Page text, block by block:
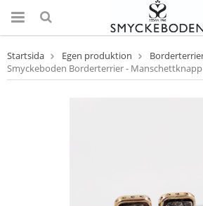
Startsida Egen produktion
Smyckeboden Borderterrier -